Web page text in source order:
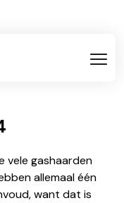
vele gashaarden
allemaal één
want dat is